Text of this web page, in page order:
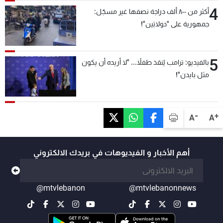
A+
A-
4
أكثر من ٨٠٠ ألف دراجة نصفها غير مسجّل:
جمهورية على "دولابَين"!
5بالفيديو: ترامب يُنقذ طفلاً... "لا أريده أن يكون
مثل بايدن"!
أهم الأخبار و الفيديوهات في بريدك الالكتروني
@mtvlebanonnews
@mtvlebanon